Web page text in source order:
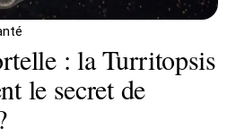
: la Turritopsis
le secret de